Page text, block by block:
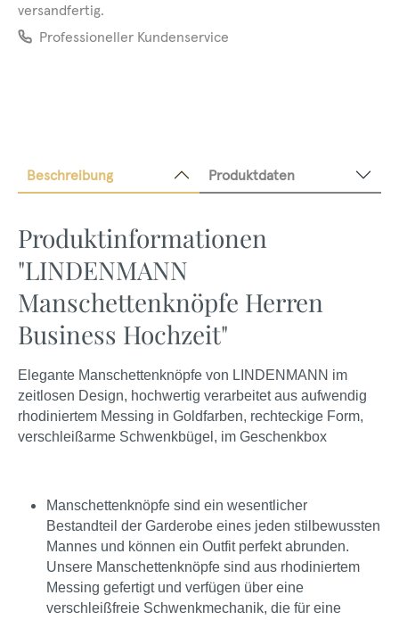
versandfertig.
Professioneller Kundenservice
Beschreibung Produktdaten
Produktinformationen
"LINDENMANN
Manschettenknöpfe Herren
Business Hochzeit"
Elegante Manschettenknöpfe von LINDENMANN im
zeitlosen Design, hochwertig verarbeitet aus aufwendig
rhodiniertem Messing in Goldfarben, rechteckige Form,
verschleißarme Schwenkbügel, im Geschenkbox
Manschettenknöpfe sind ein wesentlicher
Bestandteil der Garderobe eines jeden stilbewussten
Mannes und können ein Outfit perfekt abrunden.
Unsere Manschettenknöpfe sind aus rhodiniertem
Messing gefertigt und verfügen über eine
verschleißfreie Schwenkmechanik, die für eine